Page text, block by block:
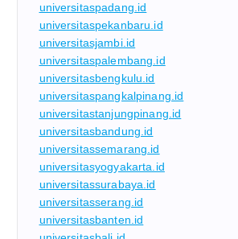
universitaspadang.id
universitaspekanbaru.id
universitasjambi.id
universitaspalembang.id
universitasbengkulu.id
universitaspangkalpinang.id
universitastanjungpinang.id
universitasbandung.id
universitassemarang.id
universitasyogyakarta.id
universitassurabaya.id
universitasserang.id
universitasbanten.id